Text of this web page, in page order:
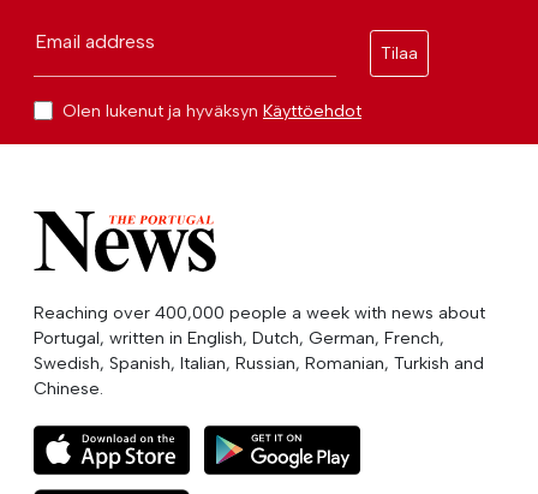
Email address
Tilaa
Olen lukenut ja hyväksyn Käyttöehdot
Reaching over 400,000 people a week with news about
Portugal, written in English, Dutch, German, French,
Swedish, Spanish, Italian, Russian, Romanian, Turkish and
Chinese.